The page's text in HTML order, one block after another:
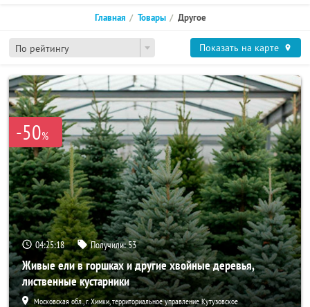
По рейтингу
Главная Товары Другое
Показать на карте
-50%
04:25:17 Получили:53
Живые ели в горшках и другие хвойные деревья,
лиственные кустарники
Московская обл., г. Химки, территориальное управление Кутузовское